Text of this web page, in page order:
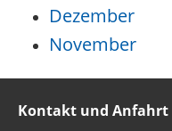
Dezember
November
Kontakt und Anfahrt